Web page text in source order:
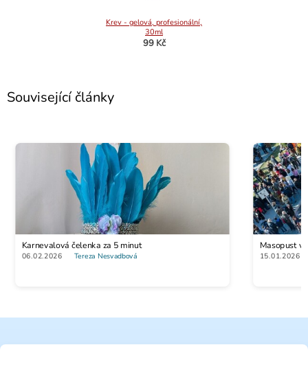
Krev - gelová, profesionální,
30ml
99 Kč
Související články
Karnevalová čelenka za 5 minut
06.02.2026 Tereza Nesvadbová
Masopust
15.01.2026